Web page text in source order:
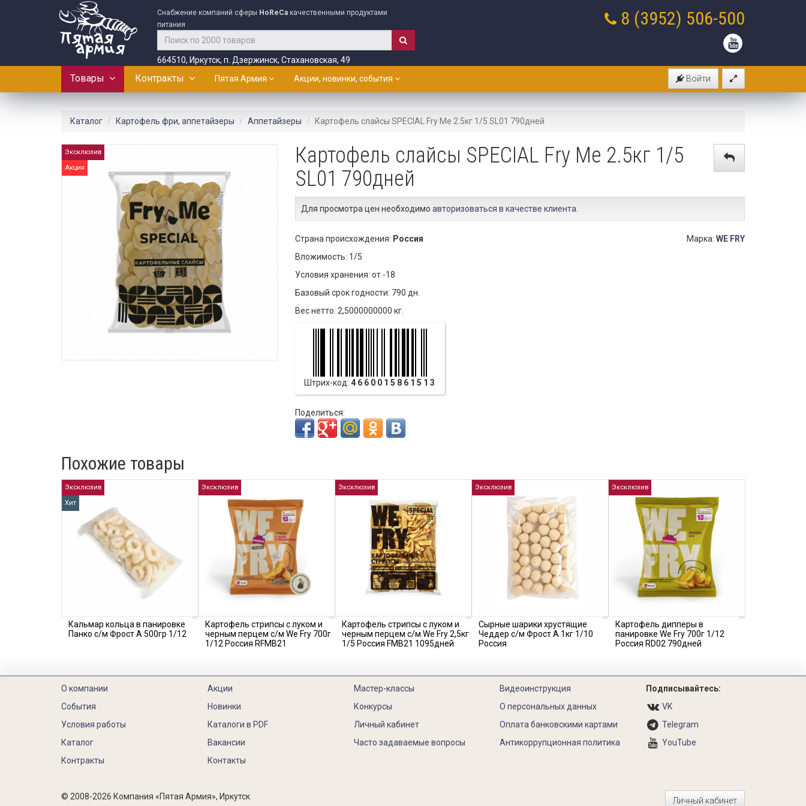
Снабжение компаний сферы HoReCa качественными продуктами
питания
664510, Иркутск, п. Дзержинск, Стахановская, 49
8 (3952) 506-500
Войти
Товары Контракты Пятая Армия Акции, новинки, события
Каталог Картофель фри, аппетайзеры Аппетайзеры Картофель слайсы SPECIAL Fry Me 2.5кг 1/5 SL01 790дней
Эксклюзив
Акция
Картофель слайсы SPECIAL Fry Me 2.5кг 1/5
SL01 790дней
Для просмотра цен необходимо авторизоваться в качестве клиента
Страна происхождения: Россия
Вложимость: 1/5
Условия хранения: от -18
Базовый срок годности: 790 дн.
Вес нетто: 2,5000000000 кг.
Марка: WE FRY
Штрих-код: 4660015861513
Поделиться:
Похожие товары
Эксклюзив
Хит
Кальмар кольца в панировке
Панко с/м Фрост А 500гр 1/12
Эксклюзив
Картофель стрипсы с луком и
черным перцем с/м We Fry 700г
1/12 Россия RFMB21
Эксклюзив
Картофель стрипсы с луком и
черным перцем с/м We Fry 2,5кг
1/5 Россия FMB21 1095дней
Эксклюзив
Сырные шарики хрустящие
Чеддер с/м Фрост А 1кг 1/10
Россия
Эксклюзив
Картофель дипперы в
панировке We Fry 700г 1/12
Россия RD02 790дней
О компании
События
Условия работы
Каталог
Контракты
Акции
Новинки
Каталоги в PDF
Вакансии
Контакты
Мастер-классы
Конкурсы
Личный кабинет
Часто задаваемые вопросы
Видеоинструкция
О персональных данных
Оплата банковскими картами
Антикоррупционная политика
Подписывайтесь:
VK
Telegram
YouTube
© 2008-2026 Компания «Пятая Армия», Иркутск Личный кабинет